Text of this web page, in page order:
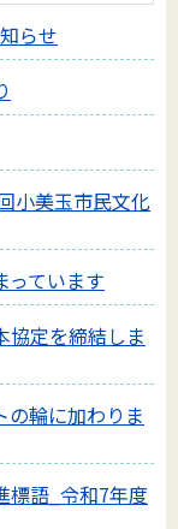
らせ
小美玉市民文化
っています
協定を締結しま
の輪に加わりま
標語_令和7年度